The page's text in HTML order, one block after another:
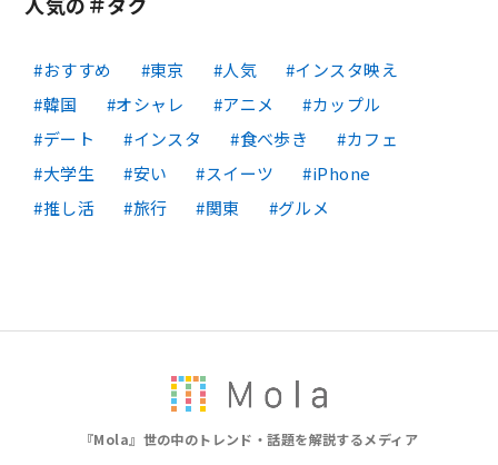
おすすめ 東京 人気
インスタ映え
韓国
オシャレ アニメ
カップル
デート
インスタ 食べ歩き
カフェ
大学生
安い スイーツ
iPhone
推し活
旅行 関東 グルメ
『Mola』世の中のトレンド・話題を解説するメディア